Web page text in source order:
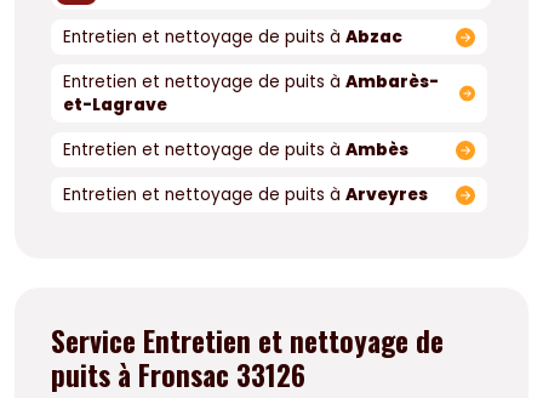
Entretien et nettoyage de puits à Abzac
Entretien et nettoyage de puits à Ambarès-
et-Lagrave
Entretien et nettoyage de puits à Ambès
Entretien et nettoyage de puits à Arveyres
Service Entretien et nettoyage de
puits à Fronsac 33126